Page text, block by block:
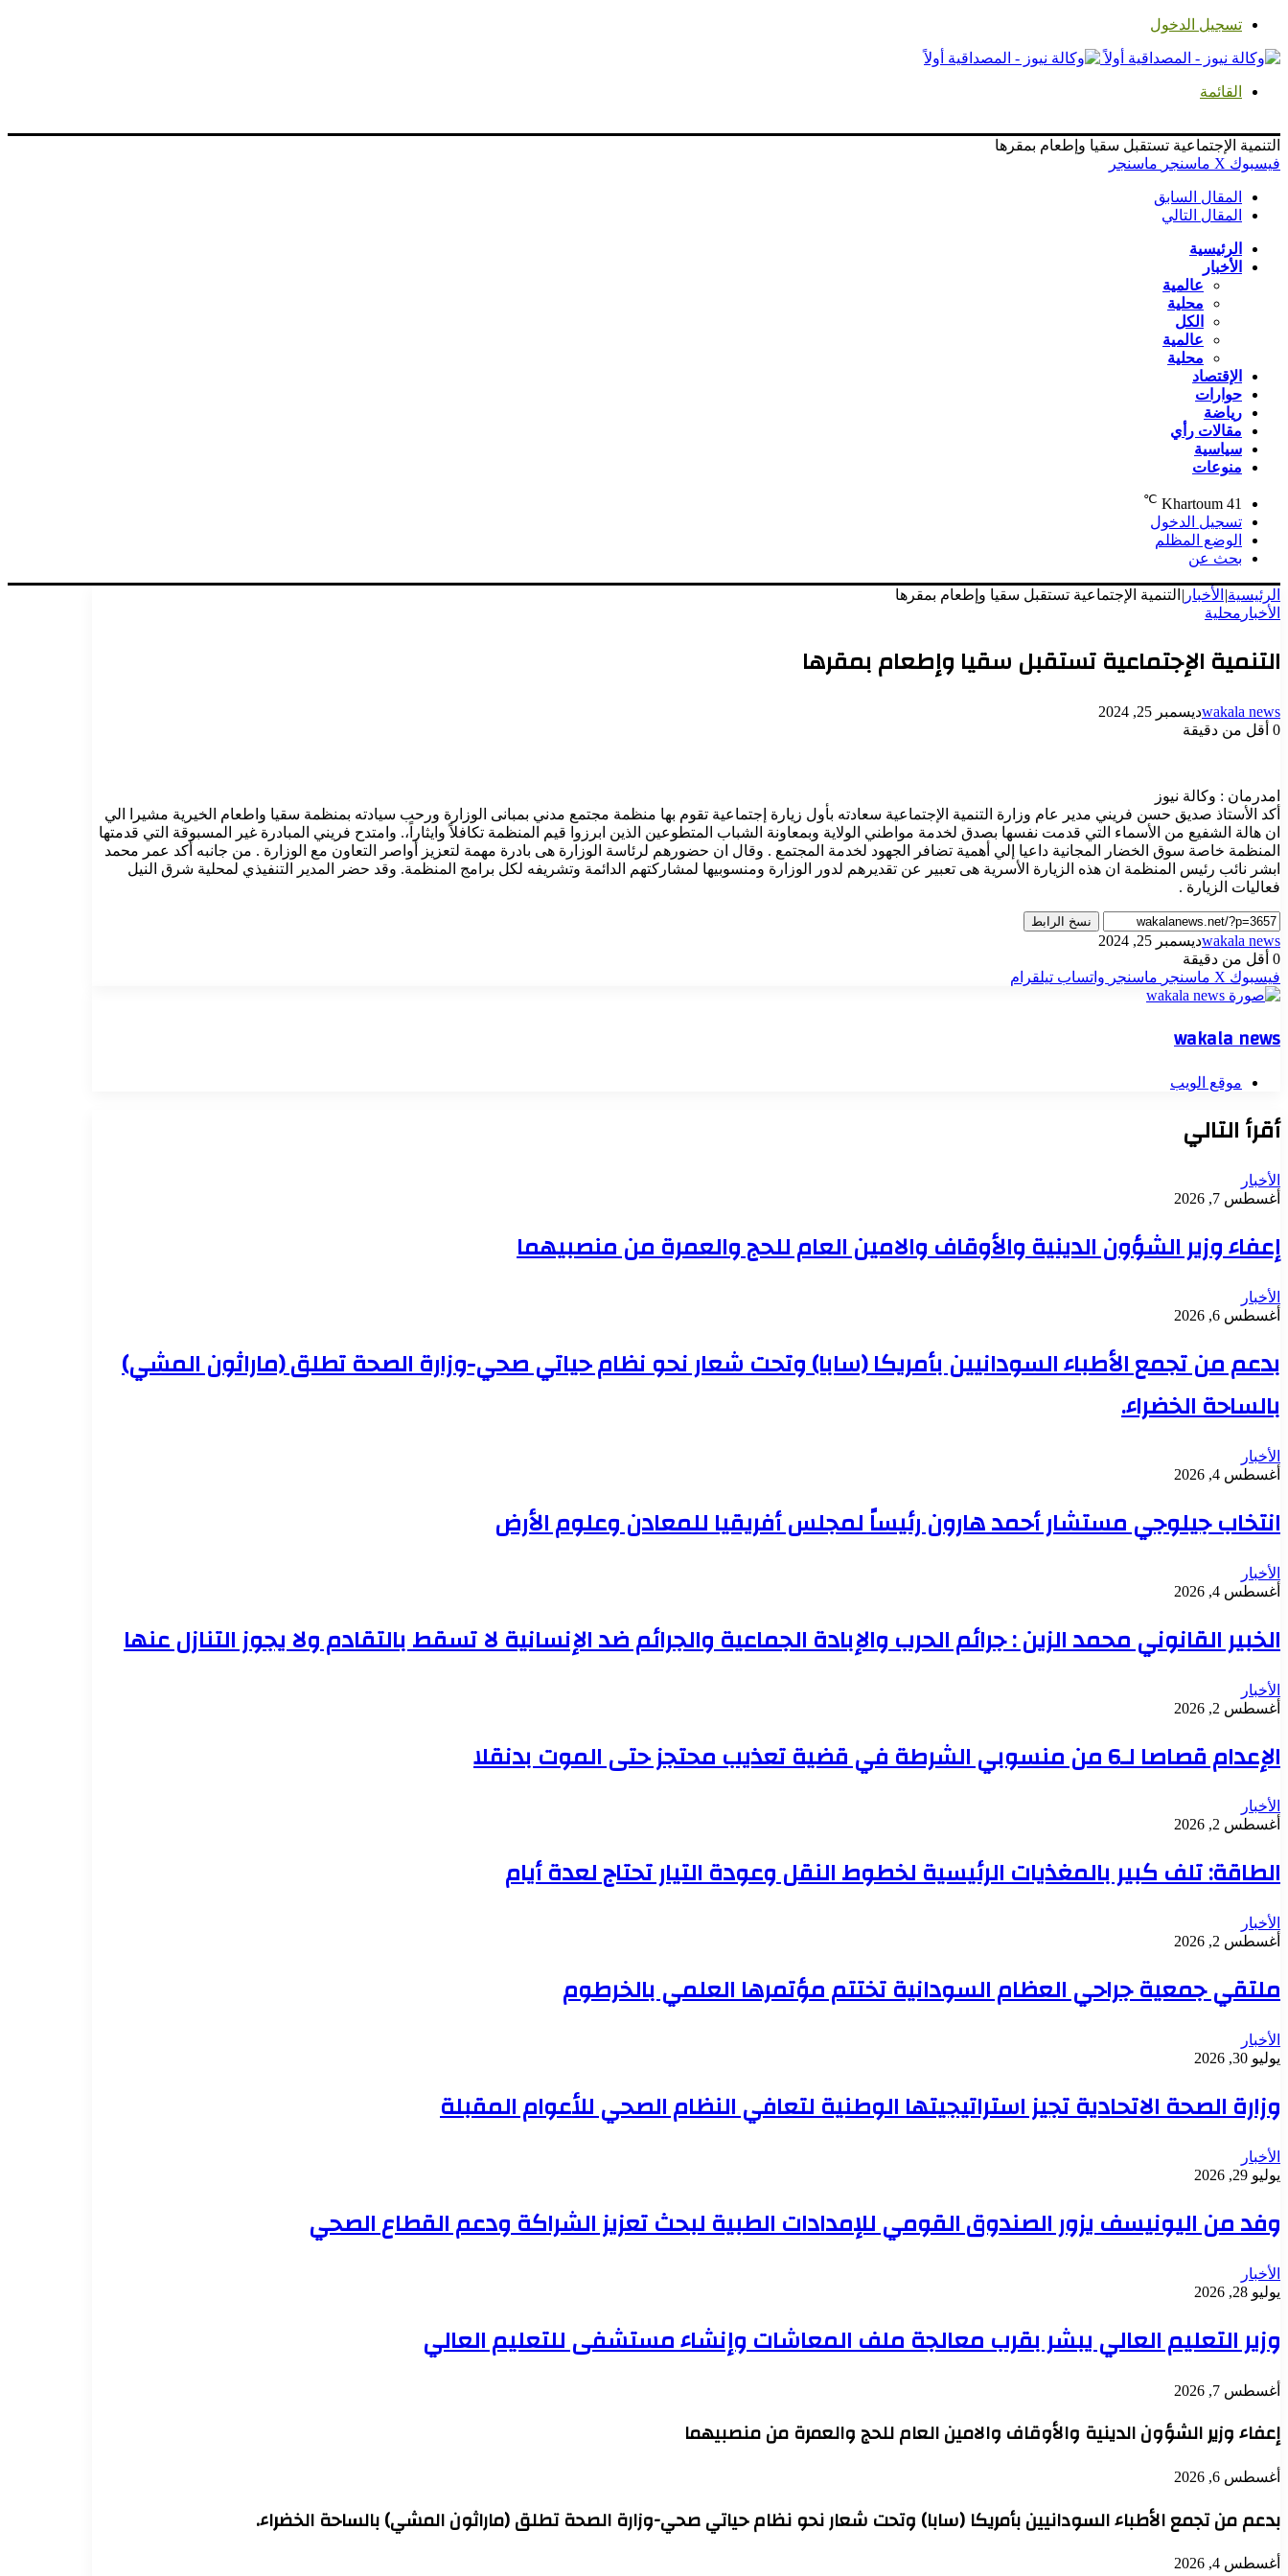
تسجيل الدخول
القائمة
التنمية الإجتماعية تستقبل سقيا وإطعام بمقرها
فيسبوك ‫X ماسنجر ماسنجر
المقال السابق
المقال التالي
الرئيسية
الأخبار
عالمية
محلية
الكل
عالمية
محلية
الإقتصاد
حوارات
رياضة
مقالات رأي
سياسية
منوعات
Khartoum 41
℃
تسجيل الدخول
الوضع المظلم
بحث عن
الرئيسية| الأخبار | التنمية الإجتماعية تستقبل سقيا وإطعام بمقرها
الأخبار محلية
التنمية الإجتماعية تستقبل سقيا وإطعام بمقرها
wakala newsديسمبر 25, 2024
0 أقل من دقيقة
امدرمان : وكالة نيوز
أكد الأستاذ صديق حسن فريني مدير عام وزارة التنمية الإجتماعية سعادته بأول زيارة إجتماعية تقوم بها منظمة مجتمع مدني بمبانى الوزارة ورحب سيادته بمنظمة سقيا واطعام الخيرية مشيرا الي
ان هالة الشفيع من الأسماء التي قدمت نفسها بصدق لخدمة مواطني الولاية وبمعاونة الشباب المتطوعين الذين ابرزوا قيم المنظمة تكافلاً وايثاراً،. وامتدح فريني المبادرة غير المسبوقة التي قدمتها
المنظمة خاصة سوق الخضار المجانية داعيا إلي أهمية تضافر الجهود لخدمة المجتمع . وقال ان حضورهم لرئاسة الوزارة هى بادرة مهمة لتعزيز أواصر التعاون مع الوزارة . من جانبه أكد عمر محمد
ابشر نائب رئيس المنظمة ان هذه الزيارة الأسرية هى تعبير عن تقديرهم لدور الوزارة ومنسوبيها لمشاركتهم الدائمة وتشريفه لكل برامج المنظمة. وقد حضر المدير التنفيذي لمحلية شرق النيل
فعاليات الزيارة .
نسخ الرابط
wakala newsديسمبر 25, 2024
0 أقل من دقيقة
فيسبوك ‫X ماسنجر ماسنجر واتساب تيلقرام
wakala news
موقع الويب
أقرأ التالي
الأخبار
أغسطس 7, 2026
إعفاء وزير الشؤون الدينية والأوقاف والامين العام للحج والعمرة من منصبيهما
الأخبار
أغسطس 6, 2026
بدعم من تجمع الأطباء السودانيين بأمريكا (سابا) وتحت شعار نحو نظام حياتي صحي-وزارة الصحة تطلق (ماراثون المشي)
بالساحة الخضراء.
الأخبار
أغسطس 4, 2026
انتخاب جيلوجي مستشار أحمد هارون رئيساً لمجلس أفريقيا للمعادن وعلوم الأرض
الأخبار
أغسطس 4, 2026
الخبير القانوني محمد الزين : جرائم الحرب والإبادة الجماعية والجرائم ضد الإنسانية لا تسقط بالتقادم ولا يجوز التنازل عنها
الأخبار
أغسطس 2, 2026
الإعدام قصاصا لـ6 من منسوبي الشرطة في قضية تعذيب محتجز حتى الموت بدنقلا
الأخبار
أغسطس 2, 2026
الطاقة: تلف كبير بالمغذيات الرئيسية لخطوط النقل وعودة التيار تحتاج لعدة أيام
الأخبار
أغسطس 2, 2026
ملتقي جمعية جراحي العظام السودانية تختتم مؤتمرها العلمي بالخرطوم
الأخبار
يوليو 30, 2026
وزارة الصحة الاتحادية تجيز استراتيجيتها الوطنية لتعافي النظام الصحي للأعوام المقبلة
الأخبار
يوليو 29, 2026
وفد من اليونيسف يزور الصندوق القومي للإمدادات الطبية لبحث تعزيز الشراكة ودعم القطاع الصحي
الأخبار
يوليو 28, 2026
وزير التعليم العالي يبشر بقرب معالجة ملف المعاشات وإنشاء مستشفى للتعليم العالي
أغسطس 7, 2026
إعفاء وزير الشؤون الدينية والأوقاف والامين العام للحج والعمرة من منصبيهما
أغسطس 6, 2026
بدعم من تجمع الأطباء السودانيين بأمريكا (سابا) وتحت شعار نحو نظام حياتي صحي-وزارة الصحة تطلق (ماراثون المشي) بالساحة الخضراء.
أغسطس 4, 2026